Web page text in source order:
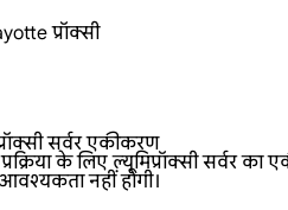
प्रॉक्सी
सर्वर एकीकरण
के लिए ल्यूमिप्रॉक्सी सर्वर
नहीं होगी।